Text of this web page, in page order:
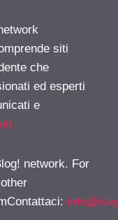
siti
che
ed esperti
e
network. For
: